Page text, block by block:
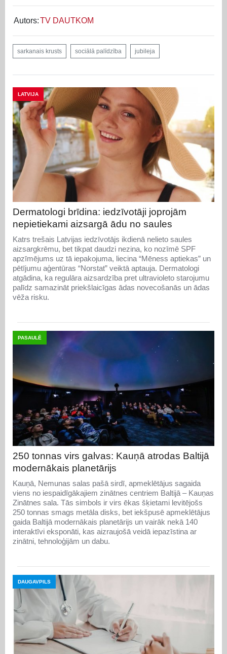
Autors:TV DAUTKOM
sarkanais krusts sociālā palīdzība jubileja
LATVIJA
Dermatologi brīdina: iedzīvotāji joprojām
nepietiekami aizsargā ādu no saules
Katrs trešais Latvijas iedzīvotājs ikdienā nelieto saules
aizsargkrēmu, bet tikpat daudzi nezina, ko nozīmē SPF
apzīmējums uz tā iepakojuma, liecina “Mēness aptiekas” un
pētījumu aģentūras “Norstat” veiktā aptauja. Dermatologi
atgādina, ka regulāra aizsardzība pret ultravioleto starojumu
palīdz samazināt priekšlaicīgas ādas novecošanās un ādas
vēža risku.
PASAULĒ
250 tonnas virs galvas: Kauņā atrodas Baltijā
modernākais planetārijs
Kauņā, Nemunas salas pašā sirdī, apmeklētājus sagaida
viens no iespaidīgākajiem zinātnes centriem Baltijā – Kauņas
Zinātnes sala. Tās simbols ir virs ēkas šķietami levitējošs
250 tonnas smags metāla disks, bet iekšpusē apmeklētājus
gaida Baltijā modernākais planetārijs un vairāk nekā 140
interaktīvi eksponāti, kas aizraujošā veidā iepazīstina ar
zinātni, tehnoloģijām un dabu.
DAUGAVPILS